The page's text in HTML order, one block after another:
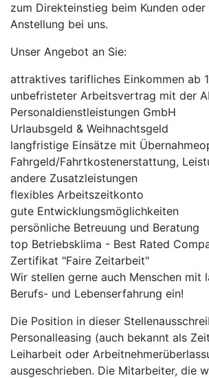
zum Direkteinstieg beim Kunden
Anstellung bei uns.
Unser Angebot an Sie:
attraktives tarifliches Einkommen ab
unbefristeter Arbeitsvertrag mit der
Personaldienstleistungen GmbH
Urlaubsgeld & Weihnachtsgeld
langfristige Einsätze mit
Fahrgeld/Fahrtkostenerstattung,
andere Zusatzleistungen
flexibles Arbeitszeitkonto
gute Entwicklungsmöglichkeiten
persönliche Betreuung und Beratung
top Betriebsklima - Best Rated
Zertifikat "Faire Zeitarbeit"
Wir stellen gerne auch Menschen mit
Berufs- und Lebenserfahrung ein!
Die Position in dieser
Personalleasing (auch bekannt als
Leiharbeit oder
ausgeschrieben. Die Mitarbeiter, die